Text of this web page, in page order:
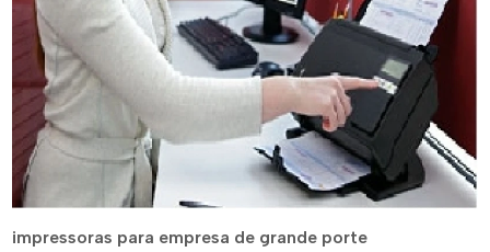
impressoras para empresa de grande porte